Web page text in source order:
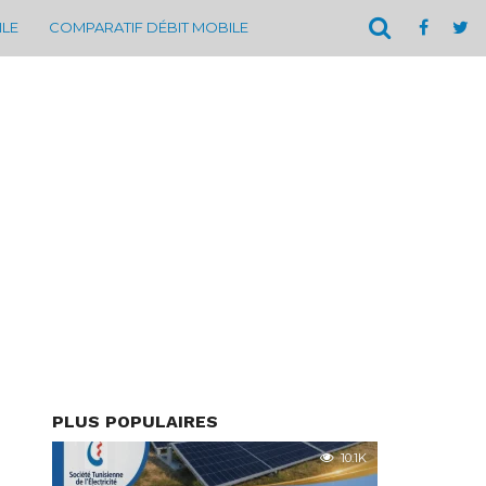
COMPARATIF DÉBIT MOBILE
PLUS POPULAIRES
10.1K